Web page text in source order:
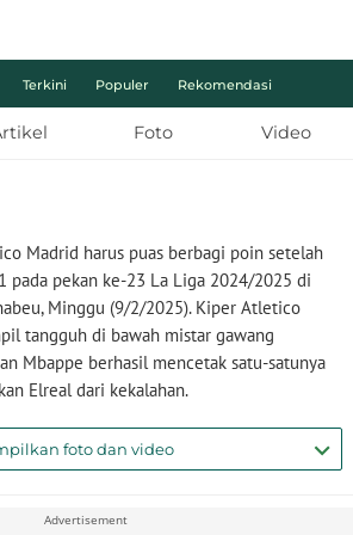
Terkini Populer Rekomendasi
Foto Video
Madrid harus puas berbagi poin setelah
pada pekan ke-23 La Liga 2024/2025 di
Minggu (9/2/2025). Kiper Atletico
tangguh di bawah mistar gawang
Mbappe berhasil mencetak satu-satunya
Elreal dari kekalahan.
foto dan video
Advertisement